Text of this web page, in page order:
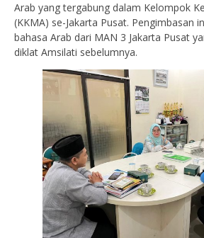
Arab yang tergabung dalam Kelompok
(KKMA) se-Jakarta Pusat. Pengimbasan
bahasa Arab dari MAN 3 Jakarta Pusat
diklat Amsilati sebelumnya.